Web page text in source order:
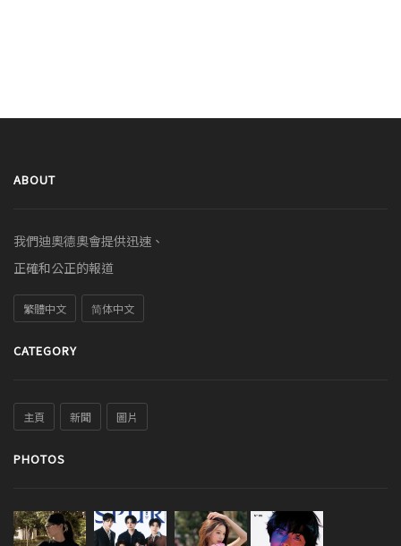
ABOUT
我們迪奧德奧會提供迅速、
正確和公正的報道
繁體中文 简体中文
CATEGORY
主頁 新聞 圖片
PHOTOS